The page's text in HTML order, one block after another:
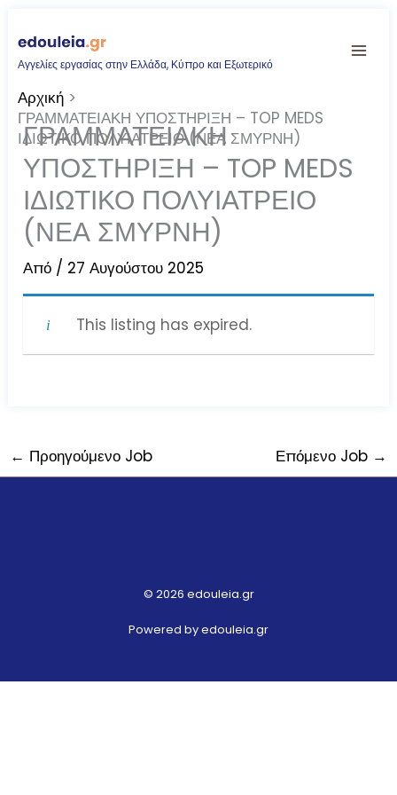
στο
περιεχόμενο
Αγγελίες εργασίας στην Ελλάδα, Κύπρο και Εξωτερικό
Αρχική
ΓΡΑΜΜΑΤΕΙΑΚΗ ΥΠΟΣΤΗΡΙΞΗ – TOP MEDS
ΙΔΙΩΤΙΚΟ ΠΟΛΥΙΑΤΡΕΙΟ (ΝΕΑ ΣΜΥΡΝΗ)
ΓΡΑΜΜΑΤΕΙΑΚΗ
ΥΠΟΣΤΗΡΙΞΗ – TOP MEDS
ΙΔΙΩΤΙΚΟ ΠΟΛΥΙΑΤΡΕΙΟ
(ΝΕΑ ΣΜΥΡΝΗ)
Από / 27 Αυγούστου 2025
This listing has expired.
← Προηγούμενο Job Επόμενο Job →
© 2026 edouleia.gr
Powered by edouleia.gr